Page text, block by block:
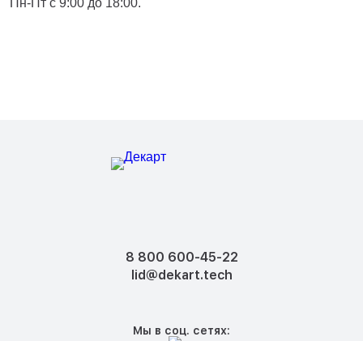
Пн-Пт с 9:00 до 18:00.
8 800 600-45-22
lid@dekart.tech
Мы в соц. сетях: